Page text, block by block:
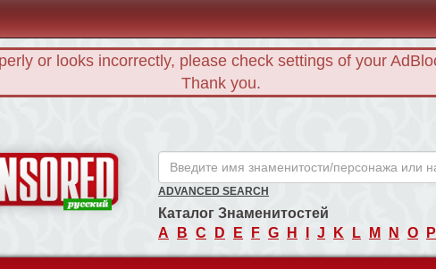
or looks incorrectly, please check settings of your
Thank you.
ADVANCED SEARCH
Каталог Знаменитостей
A
B C D E F G H J K L M N O P